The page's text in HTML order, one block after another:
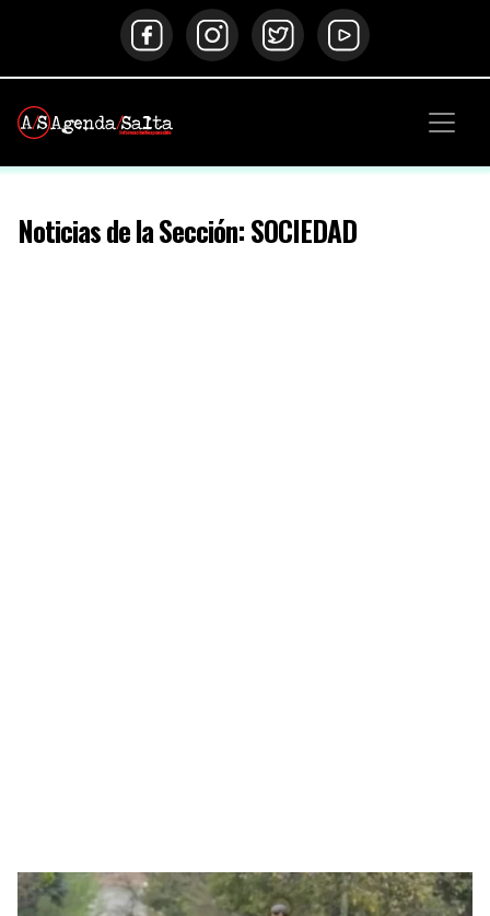
Noticias de la Sección: SOCIEDAD